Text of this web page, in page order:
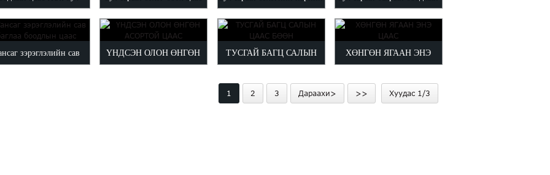
бэлэг боох цаас цаас Wapping цаас цаас
зэрэглэлийн сав ҮНДСЭН ОЛОН ӨНГӨН ТУСГАЙ БАГЦ САЛЫН ХӨНГӨН ЯГААН ЭНЭ
1 2 3 Дараахи> >> Хуудас 1/3